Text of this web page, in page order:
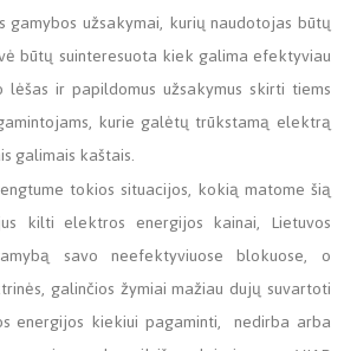
užsakymai, kurių naudotojas būtų
būtų suinteresuota kiek galima efektyviau
ir papildomus užsakymus skirti tiems
kurie galėtų trūkstamą elektrą
galimais kaštais.
tokios situacijos, kokią matome šią
kilti elektros energijos kainai, Lietuvos
savo neefektyviuose blokuose, o
galinčios žymiai mažiau dujų suvartoti
energijos kiekiui pagaminti, nedirba arba